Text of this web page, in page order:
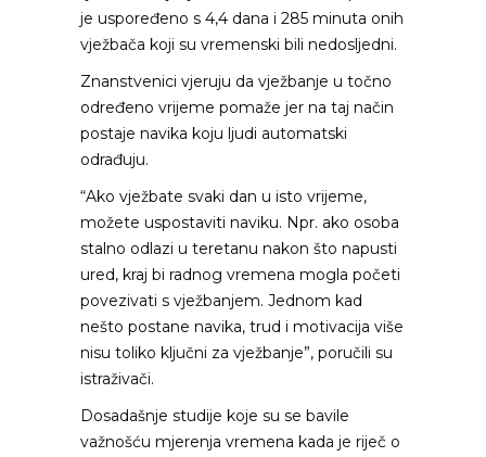
je uspoređeno s 4,4 dana i 285 minuta onih
vježbača koji su vremenski bili nedosljedni.
Znanstvenici vjeruju da vježbanje u točno
određeno vrijeme pomaže jer na taj način
postaje navika koju ljudi automatski
odrađuju.
“Ako vježbate svaki dan u isto vrijeme,
možete uspostaviti naviku. Npr. ako osoba
stalno odlazi u teretanu nakon što napusti
ured, kraj bi radnog vremena mogla početi
povezivati s vježbanjem. Jednom kad
nešto postane navika, trud i motivacija više
nisu toliko ključni za vježbanje”, poručili su
istraživači.
Dosadašnje studije koje su se bavile
važnošću mjerenja vremena kada je riječ o